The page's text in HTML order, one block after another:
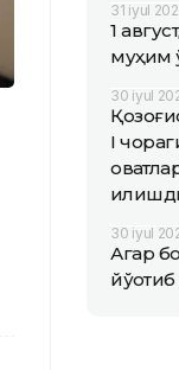
31 iyul
1
муҳим
30 iyul
I
30 iyul
Агар